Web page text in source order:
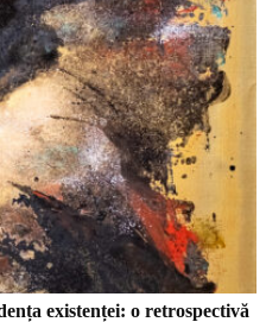
existenței: o retrospectivă